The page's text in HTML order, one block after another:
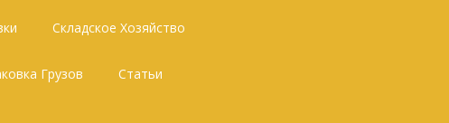
Складское Хозяйство
Грузов Статьи